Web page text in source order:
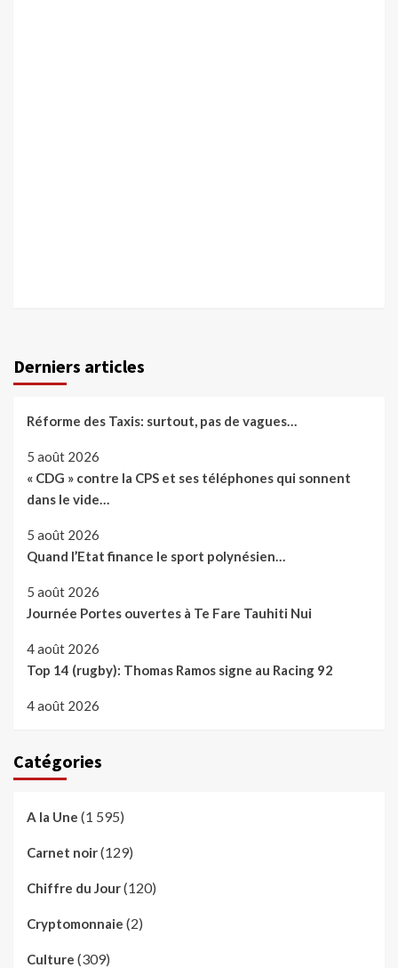
Derniers articles
Réforme des Taxis: surtout, pas de vagues…
5 août 2026
« CDG » contre la CPS et ses téléphones qui sonnent
dans le vide…
5 août 2026
Quand l’Etat finance le sport polynésien…
5 août 2026
Journée Portes ouvertes à Te Fare Tauhiti Nui
4 août 2026
Top 14 (rugby): Thomas Ramos signe au Racing 92
4 août 2026
Catégories
A la Une (1 595)
Carnet noir(129)
Chiffre du Jour(120)
Cryptomonnaie (2)
Culture (309)